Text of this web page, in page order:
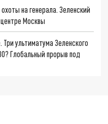
на генерала. Зеленский
Москвы
ультиматума Зеленского
Глобальный прорыв под